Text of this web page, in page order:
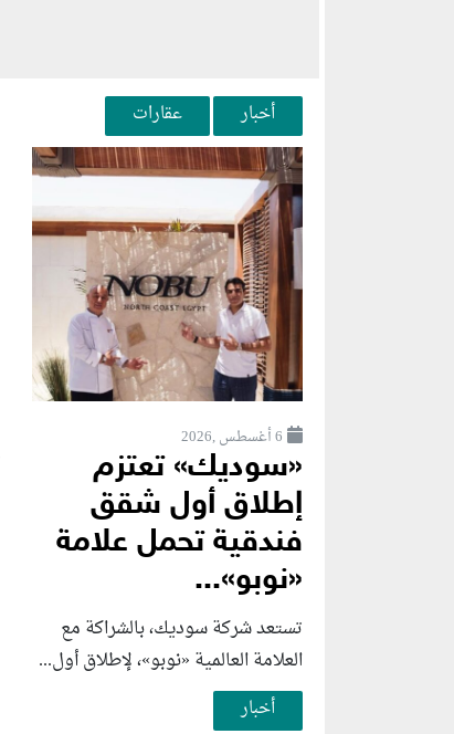
أخبار عقارات
6 أغسطس ,2026
«سوديك» تعتزم
إطلاق أول شقق
فندقية تحمل علامة
«نوبو»...
تستعد شركة سوديك، بالشراكة مع
العلامة العالمية «نوبو»، لإطلاق أول...
أخبار